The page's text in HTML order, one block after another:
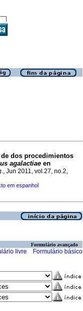
dos procedimientos
agalactiae en
, Jun 2011, vol.27, no.2,
em espanhol
Formulário avançado
livre Formulário básico